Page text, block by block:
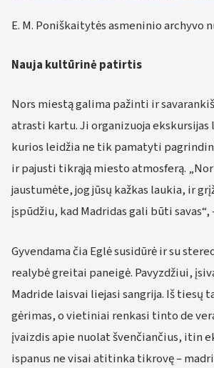
E. M. Poniškaitytės asmeninio archyvo
Nauja kultūrinė patirtis
Nors miestą galima pažinti ir
atrasti kartu. Ji organizuoja
kurios leidžia ne tik pamatyti
ir pajusti tikrąją miesto atmosferą.
jaustumėte, jog jūsų kažkas laukia, ir
įspūdžiu, kad Madridas gali būti savas“,
Gyvendama čia Eglė susidūrė ir su
realybė greitai paneigė. Pavyzdžiui,
Madride laisvai liejasi sangrija. Iš tiesų
gėrimas, o vietiniai renkasi tinto de
įvaizdis apie nuolat švenčiančius, itin
ispanus ne visai atitinka tikrovę –